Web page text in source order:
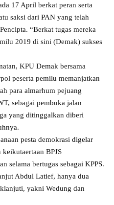
17 April berkat peran serta
saksi dari PAN yang telah
“Berkat tugas mereka
2019 di sini (Demak) sukses
KPU Demak bersama
peserta pemilu memanjatkan
para almarhum pejuang
sebagai pembuka jalan
yang ditinggalkan diberi
pesta demokrasi digelar
BPJS
selama bertugas sebagai KPPS.
Abdul Latief, hanya dua
yakni Wedung dan